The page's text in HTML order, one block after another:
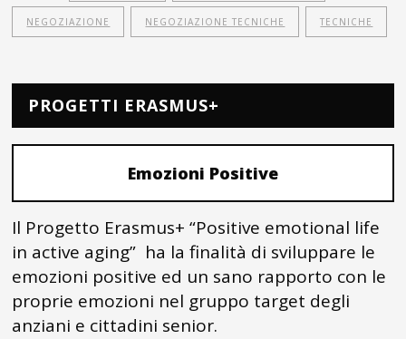
NEGOZIAZIONE NEGOZIAZIONE TECNICHE TECNICHE
PROGETTI ERASMUS+
Emozioni Positive
Il Progetto Erasmus+ “Positive emotional life
in active aging” ha la finalità di sviluppare le
emozioni positive ed un sano rapporto con le
proprie emozioni nel gruppo target degli
anziani e cittadini senior.